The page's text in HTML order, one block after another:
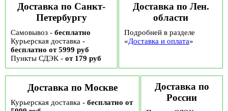
Доставка по Санкт-
Петербургу
Самовывоз - бесплатно
Курьерская доставка -
бесплатно от 5999 руб
Пункты СДЭК - от 179 руб
Доставка по Лен.
области
Подробней в разделе
«Доставка и оплата»
Доставка по Москве
Курьерская доставка - бесплатно от
Доставка по
России